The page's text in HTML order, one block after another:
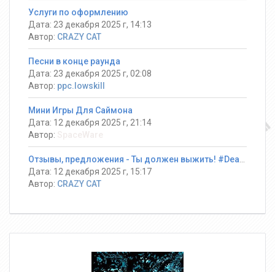
Услуги по оформлению
Дата: 23 декабря 2025 г, 14:13
Автор: CRAZY CAT
Песни в конце раунда
Дата: 23 декабря 2025 г, 02:08
Автор: ppc.lowskill
Мини Игры Для Саймона
Дата: 12 декабря 2025 г, 21:14
Автор:
Дата: 12 декабря 2025 г, 15:17
Автор: CRAZY CAT